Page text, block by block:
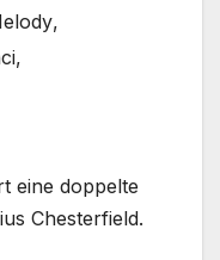
,
,
eine doppelte
Chesterfield.